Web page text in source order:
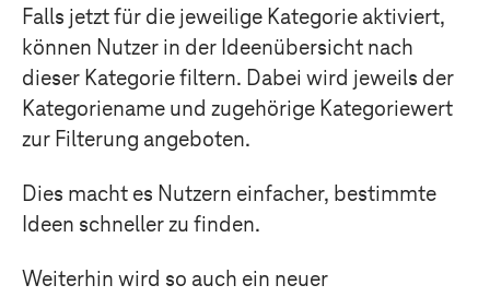
Falls jetzt für die jeweilige Kategorie aktiviert,
können Nutzer in der Ideenübersicht nach
dieser Kategorie filtern. Dabei wird jeweils der
Kategoriename und zugehörige Kategoriewert
zur Filterung angeboten.
Dies macht es Nutzern einfacher, bestimmte
Ideen schneller zu finden.
Weiterhin wird so auch ein neuer